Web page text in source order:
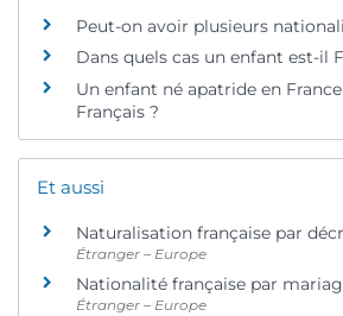
Peut-on avoir plusieurs
Dans quels cas un enfant est-il
Un enfant né apatride en
Français ?
Et aussi
Naturalisation française par
Étranger – Europe
Nationalité française par
Étranger – Europe